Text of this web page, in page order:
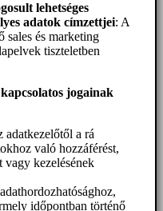
lehetséges
adatok címzettjei: A
sales és marketing
tiszteletben
jogainak
adatkezelőtől a rá
való hozzáférést,
vagy kezelésének
időpontban történő